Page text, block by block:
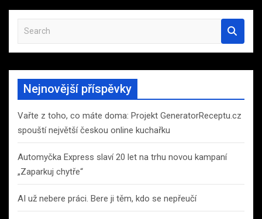
a
r
h
Nejnovější příspěvky
Vařte z toho, co máte doma: Projekt GeneratorReceptu.cz
spouští největší českou online kuchařku
Automyčka Express slaví 20 let na trhu novou kampaní
„Zaparkuj chytře“
AI už nebere práci. Bere ji těm, kdo se nepřeučí